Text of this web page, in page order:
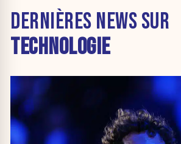
DERNIÈRES NEWS SUR
TECHNOLOGIE